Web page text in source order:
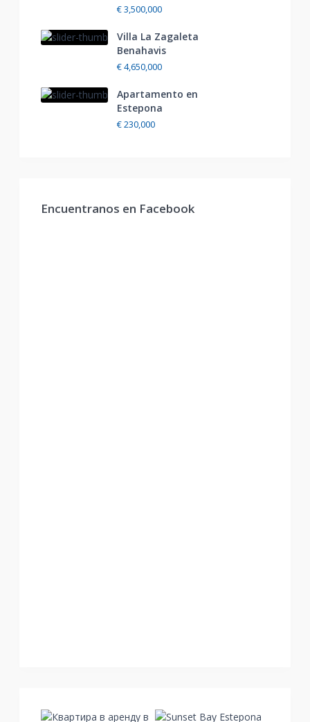
€ 3,500,000
Villa La Zagaleta
Benahavis
€ 4,650,000
Apartamento en
Estepona
€ 230,000
Encuentranos en Facebook